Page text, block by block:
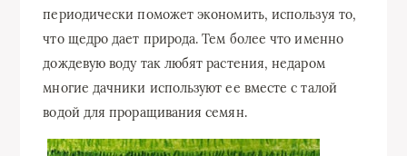
периодически поможет экономить, используя то,
что щедро дает природа. Тем более что именно
дождевую воду так любят растения, недаром
многие дачники используют ее вместе с талой
водой для проращивания семян.